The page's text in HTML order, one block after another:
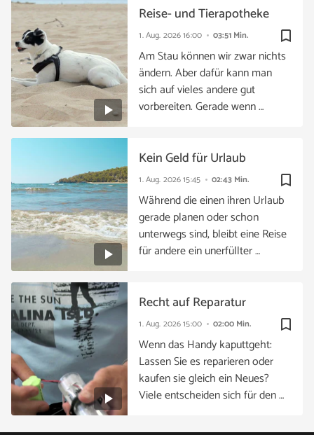
bookmark_border
1. Aug. 202616:00 03:51 Min.
Reise- und Tierapotheke
Am Stau können wir zwar nichts
ändern. Aber dafür kann man
sich auf vieles andere gut
vorbereiten. Gerade wenn …
bookmark_border
1. Aug. 202615:45 02:43 Min.
Kein Geld für Urlaub
Während die einen ihren Urlaub
gerade planen oder schon
unterwegs sind, bleibt eine Reise
für andere ein unerfüllter …
bookmark_border
1. Aug. 202615:00 02:00 Min.
Recht auf Reparatur
Wenn das Handy kaputtgeht:
Lassen Sie es reparieren oder
kaufen sie gleich ein Neues?
Viele entscheiden sich für den …